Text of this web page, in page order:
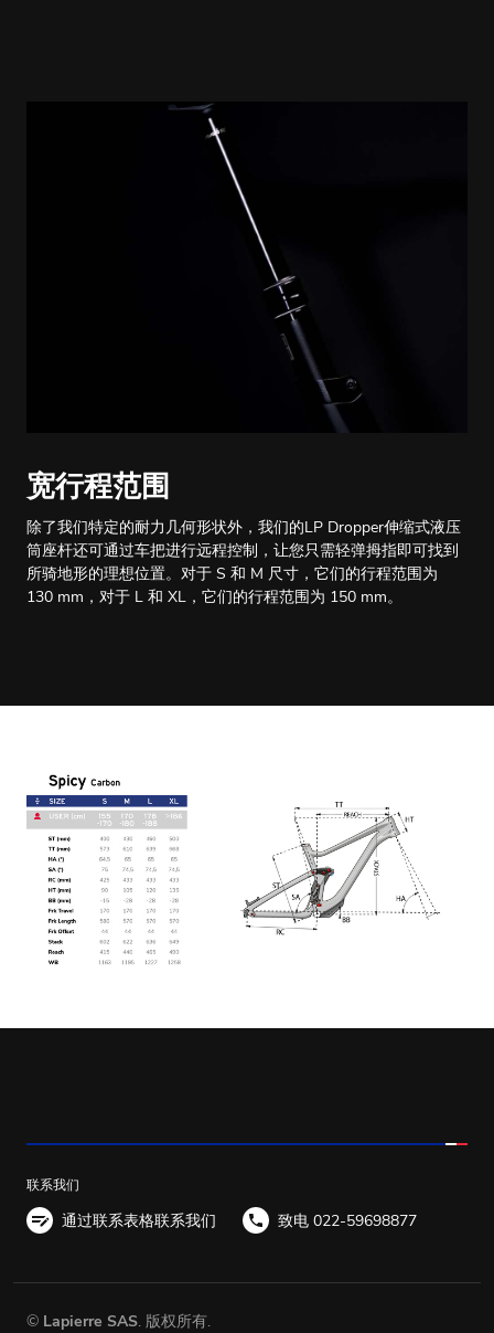
宽行程范围
除了我们特定的耐力几何形状外，我们的LP Dropper伸缩式液压
筒座杆还可通过车把进行远程控制，让您只需轻弹拇指即可找到
所骑地形的理想位置。对于 S 和 M 尺寸，它们的行程范围为
130 mm，对于 L 和 XL，它们的行程范围为 150 mm。
联系我们
通过联系表格联系我们 致电 022-59698877
© Lapierre SAS. 版权所有.